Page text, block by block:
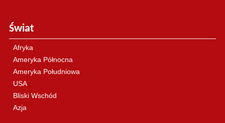
Świat
Afryka
Ameryka Północna
Ameryka Południowa
USA
Bliski Wschód
Azja